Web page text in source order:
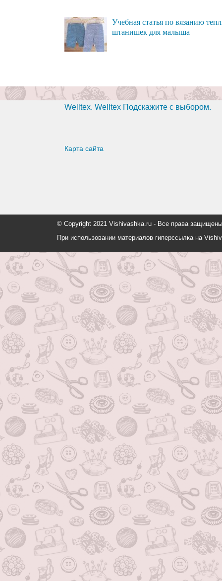
Учебная статья по вязанию
штанишек для малыша
Welltex. Welltex Подскажите с выбором.
Карта сайта
© Copyright 2021 Vishivashka.ru - Все права
При использовании материалов гиперссылка на